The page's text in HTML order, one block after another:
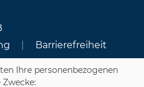
Barrierefreiheit
Ihre personenbezogenen